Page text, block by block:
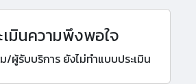
เมินความพึงพอใจ
/ผู้รับบริการ ยังไม่ทำแบบประเมิน